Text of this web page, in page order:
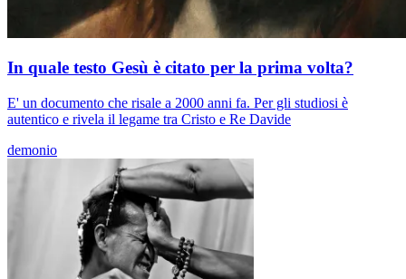
In quale testo Gesù è citato per la prima volta?
E' un documento che risale a 2000 anni fa. Per gli studiosi è
autentico e rivela il legame tra Cristo e Re Davide
demonio